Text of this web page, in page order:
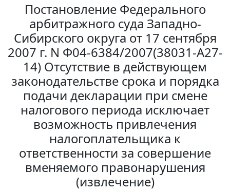
Постановление Федерального
арбитражного суда Западно-
Сибирского округа от 17 сентября
2007 г. N Ф04-6384/2007(38031-А27-
14) Отсутствие в действующем
законодательстве срока и порядка
подачи декларации при смене
налогового периода исключает
возможность привлечения
налогоплательщика к
ответственности за совершение
вменяемого правонарушения
(извлечение)